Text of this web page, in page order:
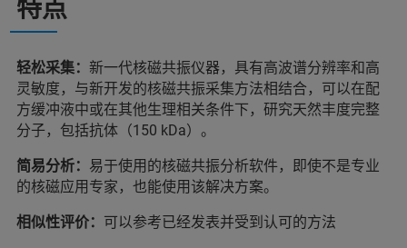
特点
轻松采集： 新一代核磁共振仪器，具有高波谱分辨率和高
灵敏度，与新开发的核磁共振采集方法相结合，可以在配
方缓冲液中或在其他生理相关条件下，研究天然丰度完整
分子，包括抗体（150 kDa）。
简易分析： 易于使用的核磁共振分析软件，即使不是专业
的核磁应用专家，也能使用该解决方案。
相似性评价： 可以参考已经发表并受到认可的方法